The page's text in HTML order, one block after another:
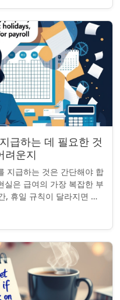
급하는 데 필요한 것
려운지
지급하는 것은 간단해야 합
실은 급여의 가장 복잡한 부
, 휴일 규칙이 달라지면 하